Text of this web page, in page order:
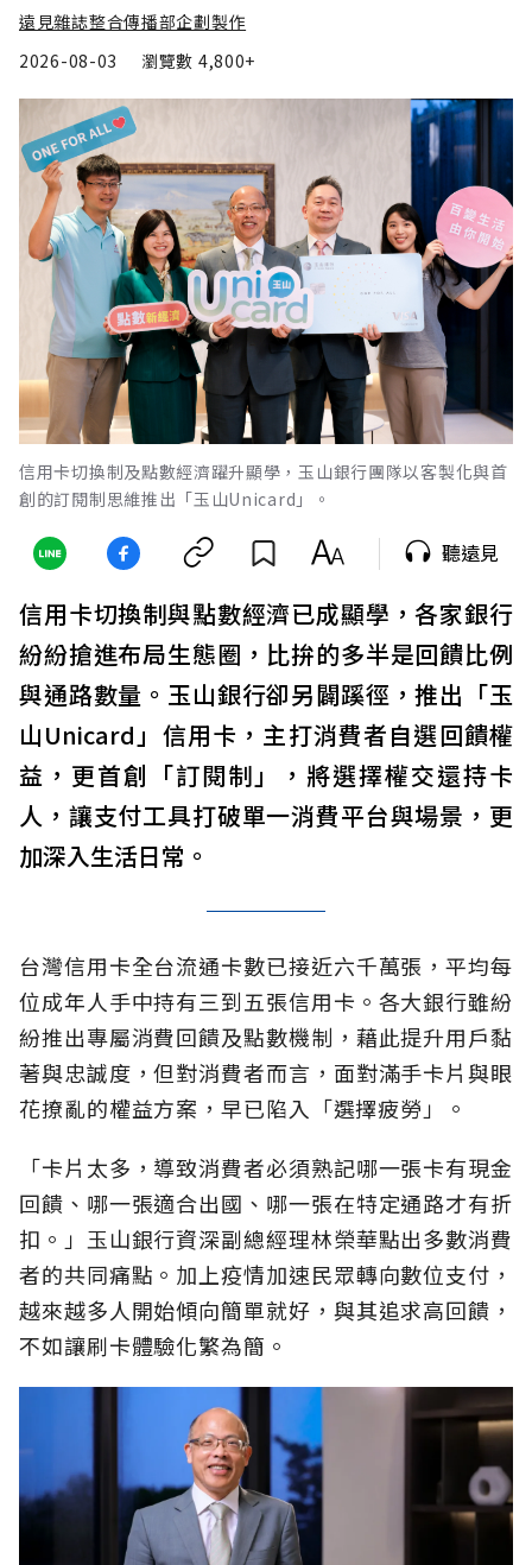
遠見雜誌整合傳播部企劃製作
2026-08-03
瀏覽數 4,800+
信用卡切換制及點數經濟躍升顯學，玉山銀行團隊以客製化與首
創的訂閱制思維推出「玉山Unicard」。
聽遠見
信用卡切換制與點數經濟已成顯學，各家銀行
紛紛搶進布局生態圈，比拚的多半是回饋比例
與通路數量。玉山銀行卻另闢蹊徑，推出「玉
山Unicard」信用卡，主打消費者自選回饋權
益，更首創「訂閱制」，將選擇權交還持卡
人，讓支付工具打破單一消費平台與場景，更
加深入生活日常。
台灣信用卡全台流通卡數已接近六千萬張，平均每
位成年人手中持有三到五張信用卡。各大銀行雖紛
紛推出專屬消費回饋及點數機制，藉此提升用戶黏
著與忠誠度，但對消費者而言，面對滿手卡片與眼
花撩亂的權益方案，早已陷入「選擇疲勞」。
「卡片太多，導致消費者必須熟記哪一張卡有現金
回饋、哪一張適合出國、哪一張在特定通路才有折
扣。」玉山銀行資深副總經理林榮華點出多數消費
者的共同痛點。加上疫情加速民眾轉向數位支付，
越來越多人開始傾向簡單就好，與其追求高回饋，
不如讓刷卡體驗化繁為簡。